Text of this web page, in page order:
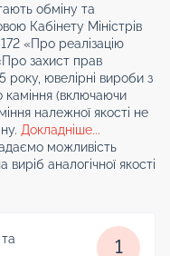
обміну та
Кабінету Міністрів
«Про реалізацію
захист прав
року, ювелірні вироби з
каміння (включаючи
належної якості не
Докладніше...
можливість
аналогічної якості
1